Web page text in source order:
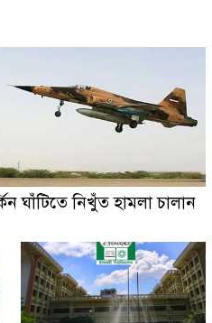
ঘাঁটিতে নিখুঁত হামলা চালান